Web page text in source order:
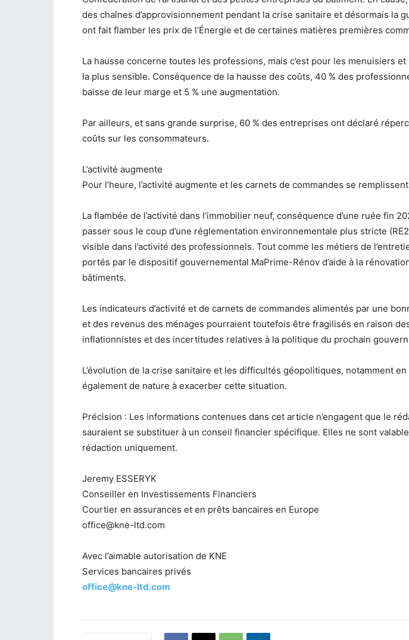
des chaînes d’approvisionnement pendant la crise sanitaire et désormais la
ont fait flamber les prix de l’Énergie et de certaines matières premières
La hausse concerne toutes les professions, mais c’est pour les menuisiers
la plus sensible. Conséquence de la hausse des coûts, 40 % des
baisse de leur marge et 5 % une augmentation.
Par ailleurs, et sans grande surprise, 60 % des entreprises ont déclaré
coûts sur les consommateurs.
L’activité augmente
Pour l’heure, l’activité augmente et les carnets de commandes se
La flambée de l’activité dans l’immobilier neuf, conséquence d’une ruée fin
passer sous le coup d’une réglementation environnementale plus stricte
visible dans l’activité des professionnels. Tout comme les métiers de
portés par le dispositif gouvernemental MaPrime-Rénov d’aide à la
bâtiments.
Les indicateurs d’activité et de carnets de commandes alimentés par une
et des revenus des ménages pourraient toutefois être fragilisés en raison
inflationnistes et des incertitudes relatives à la politique du prochain
L’évolution de la crise sanitaire et les difficultés géopolitiques, notamment
également de nature à exacerber cette situation.
Précision : Les informations contenues dans cet article n’engagent que le
sauraient se substituer à un conseil financier spécifique. Elles ne sont
rédaction uniquement.
Jeremy ESSERYK
Conseiller en Investissements Financiers
Courtier en assurances et en prêts bancaires en Europe
office@kne-ltd.com
Avec l’aimable autorisation de KNE
Services bancaires privés
office@kne-ltd.com